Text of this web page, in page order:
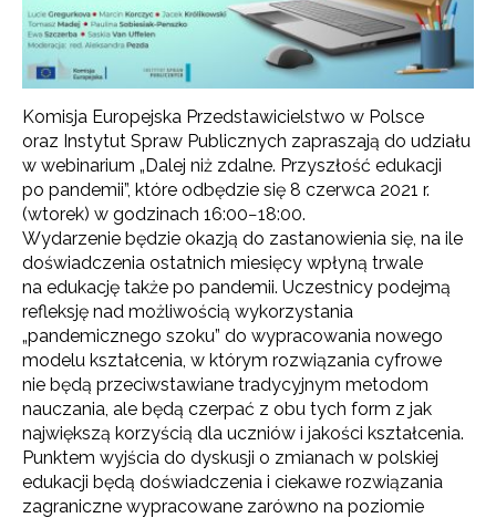
Komisja Europejska Przedstawicielstwo w Polsce
oraz Instytut Spraw Publicznych zapraszają do udziału
w webinarium „Dalej niż zdalne. Przyszłość edukacji
po pandemii”, które odbędzie się 8 czerwca 2021 r.
(wtorek) w godzinach 16:00−18:00.
Wydarzenie będzie okazją do zastanowienia się, na ile
doświadczenia ostatnich miesięcy wpłyną trwale
na edukację także po pandemii. Uczestnicy podejmą
refleksję nad możliwością wykorzystania
„pandemicznego szoku” do wypracowania nowego
modelu kształcenia, w którym rozwiązania cyfrowe
nie będą przeciwstawiane tradycyjnym metodom
nauczania, ale będą czerpać z obu tych form z jak
największą korzyścią dla uczniów i jakości kształcenia.
Punktem wyjścia do dyskusji o zmianach w polskiej
edukacji będą doświadczenia i ciekawe rozwiązania
zagraniczne wypracowane zarówno na poziomie